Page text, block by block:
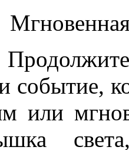
событие,
или